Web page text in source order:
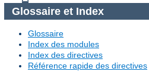
Glossaire et Index
Glossaire
Index des modules
Index des directives
Référence rapide des directives